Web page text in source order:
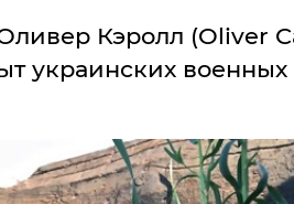
Кэролл (Oliver
украинских военных